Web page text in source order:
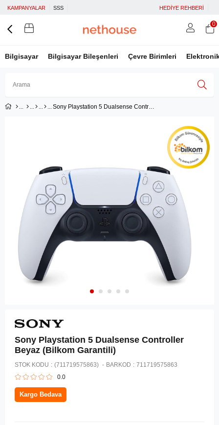
KAMPANYALAR SSS HEDİYE REHBERİ
Bilgisayar Bilgisayar Bileşenleri Çevre Birimleri
Üye Girişi
0
Sony Playstation 5 Dualsense Controller Beyaz (Bilkom Garantili)
Sony Playstation 5 Dualsense Controller
Beyaz (Bilkom Garantili)
STOK KODU (711719575863) BARKOD : 711719575863
0.0
Kargo Bedava